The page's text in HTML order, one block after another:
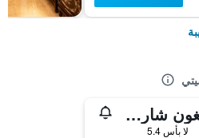
سايغون شارم هوتل
لا بأس 5.4